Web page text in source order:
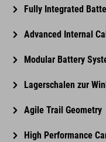
Fully Integrated
Advanced Internal
Modular Battery
Lagerschalen zur
Agile Trail Geometry
High Performance